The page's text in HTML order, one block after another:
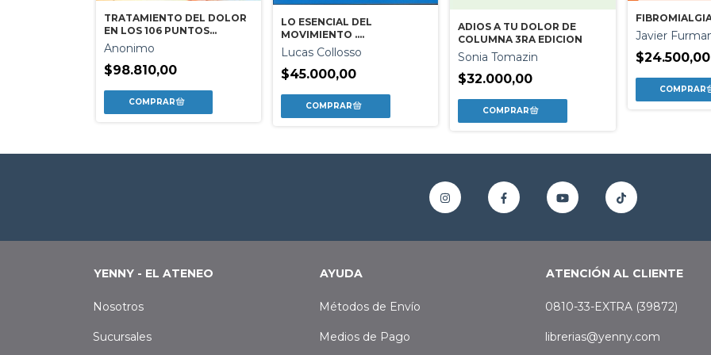
TRATAMIENTO DEL DOLOR
EN LOS 106 PUNTOS
TENDINOMUSCULARES
Anonimo
$98.810,00
LO ESENCIAL DEL
MOVIMIENTO .
BIOMECANICA
SIMPLIFICADA
Lucas Collosso
$45.000,00
ADIOS A TU DOLOR DE
COLUMNA 3RA EDICION
Sonia Tomazin
$32.000,00
Javier
$24.500,00
YENNY - EL ATENEO
Nosotros
Sucursales
AYUDA
Métodos de Envío
Medios de Pago
ATENCIÓN AL CLIENTE
0810-33-EXTRA (39872)
librerias@yenny.com